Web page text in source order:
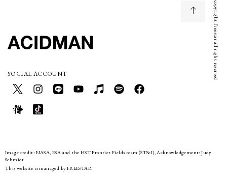
SOCIAL ACCOUNT copyright freestar all right reserved
Image credit: NASA, ESA and the HST Frontier Fields team (STScI), Acknowledgement: Judy
Schmidt
This website is managed by FREESTAR